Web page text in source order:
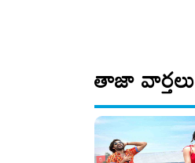
తాజా వార్తలు